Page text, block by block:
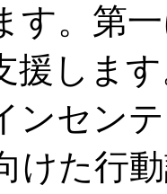
す。第
援しま
ンセン
けた行